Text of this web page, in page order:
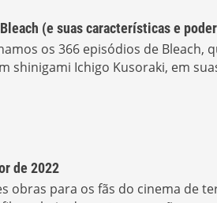
(e suas características e
os 366 episódios de Bleach,
shinigami Ichigo Kusoraki, em
de 2022
obras para os fãs do cinema de